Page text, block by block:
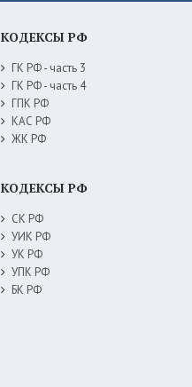
КОДЕКСЫ РФ
ГК РФ - часть 3
ГК РФ - часть 4
ГПК РФ
КАС РФ
ЖК РФ
КОДЕКСЫ РФ
СК РФ
УИК РФ
УК РФ
УПК РФ
БК РФ